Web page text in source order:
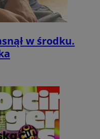
w środku.